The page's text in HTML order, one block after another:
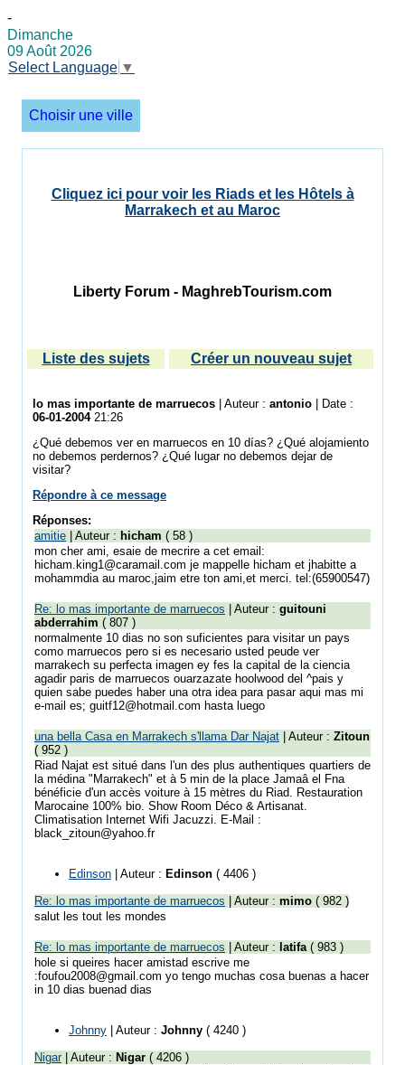
-
Dimanche
09 Août 2026
Select Language ▼
Choisir une ville
Cliquez ici pour voir les Riads et les Hôtels à
Marrakech et au Maroc
Liberty Forum - MaghrebTourism.com
Liste des sujets Créer un nouveau sujet
lo mas importante de marruecos | Auteur : antonio | Date :
06-01-200421:26
¿Qué debemos ver en marruecos en 10 días? ¿Qué alojamiento
no debemos perdernos? ¿Qué lugar no debemos dejar de
visitar?
Répondre à ce message
Réponses:
amitie | Auteur : hicham ( 58 )
mon cher ami, esaie de mecrire a cet email:
hicham.king1@caramail.com je mappelle hicham et jhabitte a
mohammdia au maroc,jaim etre ton ami,et merci. tel:(65900547)
Re: lo mas importante de marruecos | Auteur : guitouni
abderrahim ( 807 )
normalmente 10 dias no son suficientes para visitar un pays
como marruecos pero si es necesario usted peude ver
marrakech su perfecta imagen ey fes la capital de la ciencia
agadir paris de marruecos ouarzazate hoolwood del ^pais y
quien sabe puedes haber una otra idea para pasar aqui mas mi
e-mail es; guitf12@hotmail.com hasta luego
una bella Casa en Marrakech s'llama Dar Najat | Auteur : Zitoun
( 952 )
Riad Najat est situé dans l'un des plus authentiques quartiers de
la médina "Marrakech" et à 5 min de la place Jamaâ el Fna
bénéficie d'un accès voiture à 15 mètres du Riad. Restauration
Marocaine 100% bio. Show Room Déco & Artisanat.
Climatisation Internet Wifi Jacuzzi. E-Mail :
black_zitoun@yahoo.fr
Edinson | Auteur : Edinson ( 4406 )
Re: lo mas importante de marruecos | Auteur : mimo ( 982 )
salut les tout les mondes
Re: lo mas importante de marruecos | Auteur : latifa( 983 )
hole si queires hacer amistad escrive me
:foufou2008@gmail.com yo tengo muchas cosa buenas a hacer
in 10 dias buenad dias
Johnny | Auteur : Johnny ( 4240 )
Nigar | Auteur : Nigar ( 4206 )